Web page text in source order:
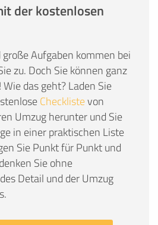
der kostenlosen
Aufgaben kommen bei
zu. Doch Sie können ganz
das geht? Laden Sie
Checklistevon
Umzug herunter und Sie
in einer praktischen Liste
Sie Punkt für Punkt und
Sie ohne
Detail und der Umzug